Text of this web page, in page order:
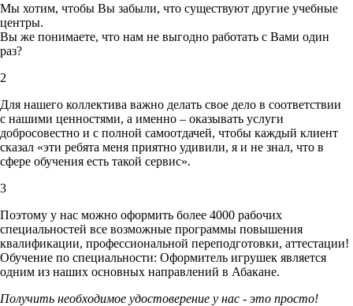
Мы хотим, чтобы Вы забыли, что существуют другие учебные
центры.
Вы же понимаете, что нам не выгодно работать с Вами один
раз?
2
Для нашего коллектива важно делать свое дело в соответствии
с нашими ценностями, а именно – оказывать услуги
добросовестно и с полной самоотдачей, чтобы каждый клиент
сказал «эти ребята меня приятно удивили, я и не знал, что в
сфере обучения есть такой сервис».
3
Поэтому у нас можно оформить более 4000 рабочих
специальностей все возможные программы повышения
квалификации, профессиональной переподготовки, аттестации!
Обучение по специальности: Оформитель игрушек является
одним из наших основных направлений в Абакане.
Получить необходимое удостоверение у нас - это просто!